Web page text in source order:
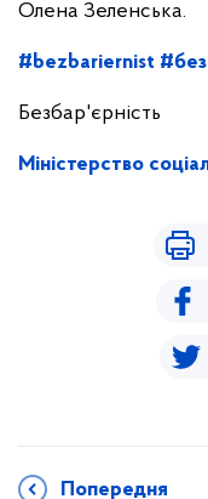
Олена Зеленська.
#bezbariernist
Безбар'єрність
Міністерство
Попередня